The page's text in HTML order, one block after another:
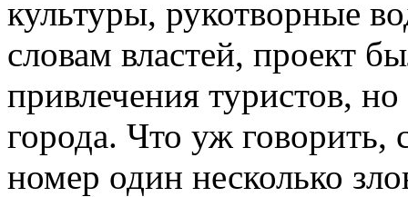
культуры, рукотворные
словам властей, проект
привлечения туристов,
города. Что уж говорить,
номер один несколько